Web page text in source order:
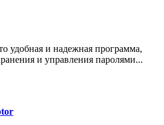
удобная и надежная программа,
и управления паролями...